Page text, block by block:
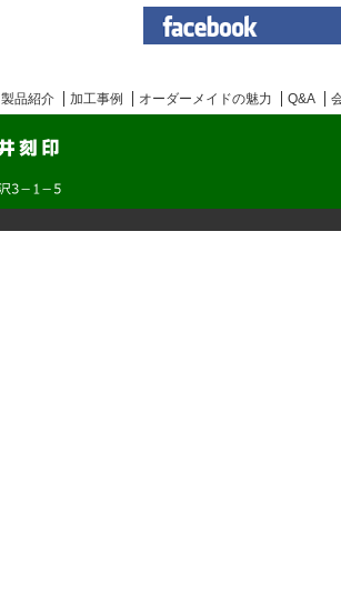
製品紹介 加工事例 オーダーメイドの魅力 Q&A